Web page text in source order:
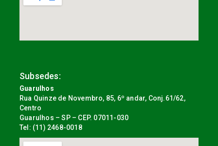
Subsedes:
Guarulhos
Rua Quinze de Novembro, 85, 6º andar, Conj.61/62,
Centro
Guarulhos – SP – CEP. 07011-030
Tel: (11) 2468-0018